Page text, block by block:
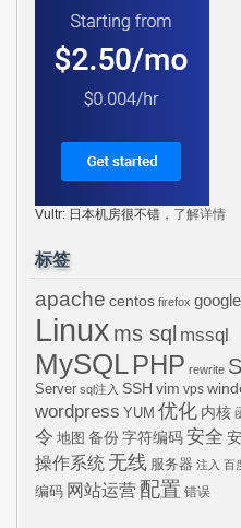
Vultr: 日本机房很不错， 了解详情
标签
apache centos firefox google
Linux ms sql mssql
MySQLPHP rewrite
Server sql注入 SSH vim vps
wordpress YUM 优化 内核
令 地图 备份 字符编码 安全
操作系统 无线 服务器 注入 百
编码 网站运营 配置 错误